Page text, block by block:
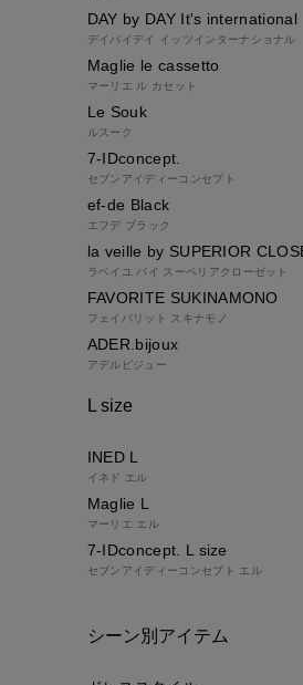
DAY by DAY It's international
デイバイデイ イッツインターナショナル
Maglie le cassetto
マーリエ ル カセット
Le Souk
ルスーク
7-IDconcept.
セブンアイディーコンセプト
ef-de Black
エフデ ブラック
la veille by SUPERIOR
ラベイユ バイ スーペリアクローゼット
FAVORITE SUKINAMONO
フェイバリット スキナモノ
ADER.bijoux
アデルビジュー
L size
INED L
イネド エル
Maglie L
マーリエ エル
7-IDconcept. L size
セブンアイディーコンセプト エル
シーン別アイテム